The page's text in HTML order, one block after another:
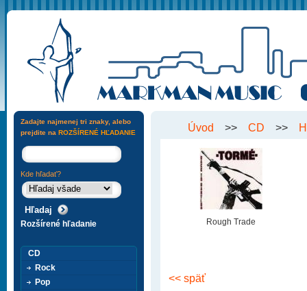
Úvod >> CD >>
Rough Trade
<< späť
Zadajte najmenej tri znaky, alebo
prejdite na ROZŠÍRENÉ HĽADANIE
Kde hľadať?
Rozšírené hľadanie
CD
Rock
Pop